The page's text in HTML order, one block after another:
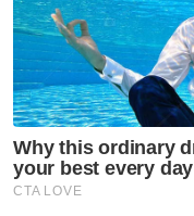
Selain itu,
semua peserta